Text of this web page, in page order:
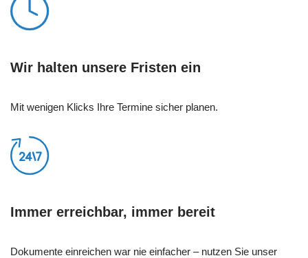
Wir halten unsere Fristen ein
Mit wenigen Klicks Ihre Termine sicher planen.
Immer erreichbar, immer bereit
Dokumente einreichen war nie einfacher – nutzen Sie unser